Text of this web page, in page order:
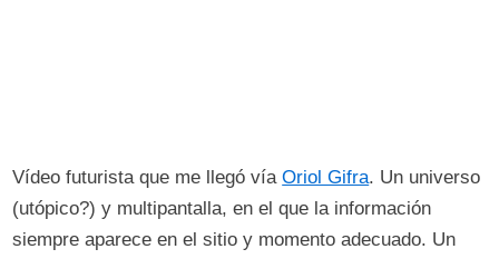
Vídeo futurista que me llegó víaOriol Gifra. Un universo
(utópico?) y multipantalla, en el que la información
siempre aparece en el sitio y momento adecuado. Un